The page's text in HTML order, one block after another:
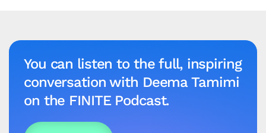
You can listen to the full, inspiring
conversation with Deema Tamimi
on the FINITE Podcast.